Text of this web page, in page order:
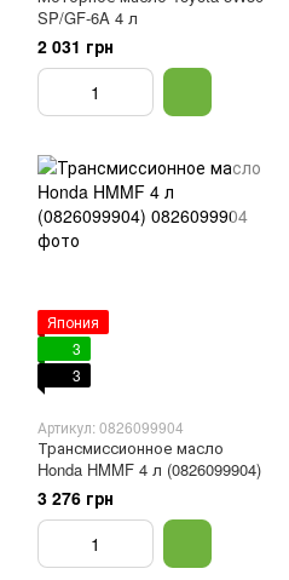
SP/GF-6A 4 л
2 031 грн
Япония
3
3
Артикул: 0826099904
Трансмиссионное масло
Honda HMMF 4 л (0826099904)
3 276 грн